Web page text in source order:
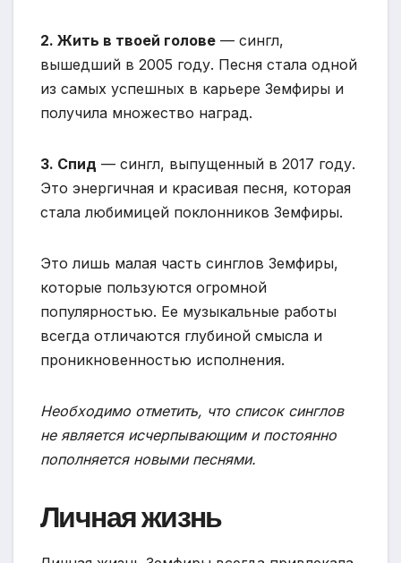
2. Жить в твоей голове — сингл,
вышедший в 2005 году. Песня стала одной
из самых успешных в карьере Земфиры и
получила множество наград.
3. Спид — сингл, выпущенный в 2017 году.
Это энергичная и красивая песня, которая
стала любимицей поклонников Земфиры.
Это лишь малая часть синглов Земфиры,
которые пользуются огромной
популярностью. Ее музыкальные работы
всегда отличаются глубиной смысла и
проникновенностью исполнения.
Необходимо отметить, что список синглов
не является исчерпывающим и постоянно
пополняется новыми песнями.
Личная жизнь